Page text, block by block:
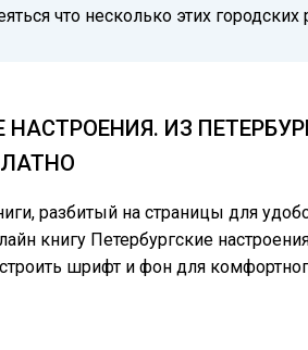
что несколько этих
НАСТРОЕНИЯ. ИЗ
разбитый на страницы для
книгу Петербургские
шрифт и фон для